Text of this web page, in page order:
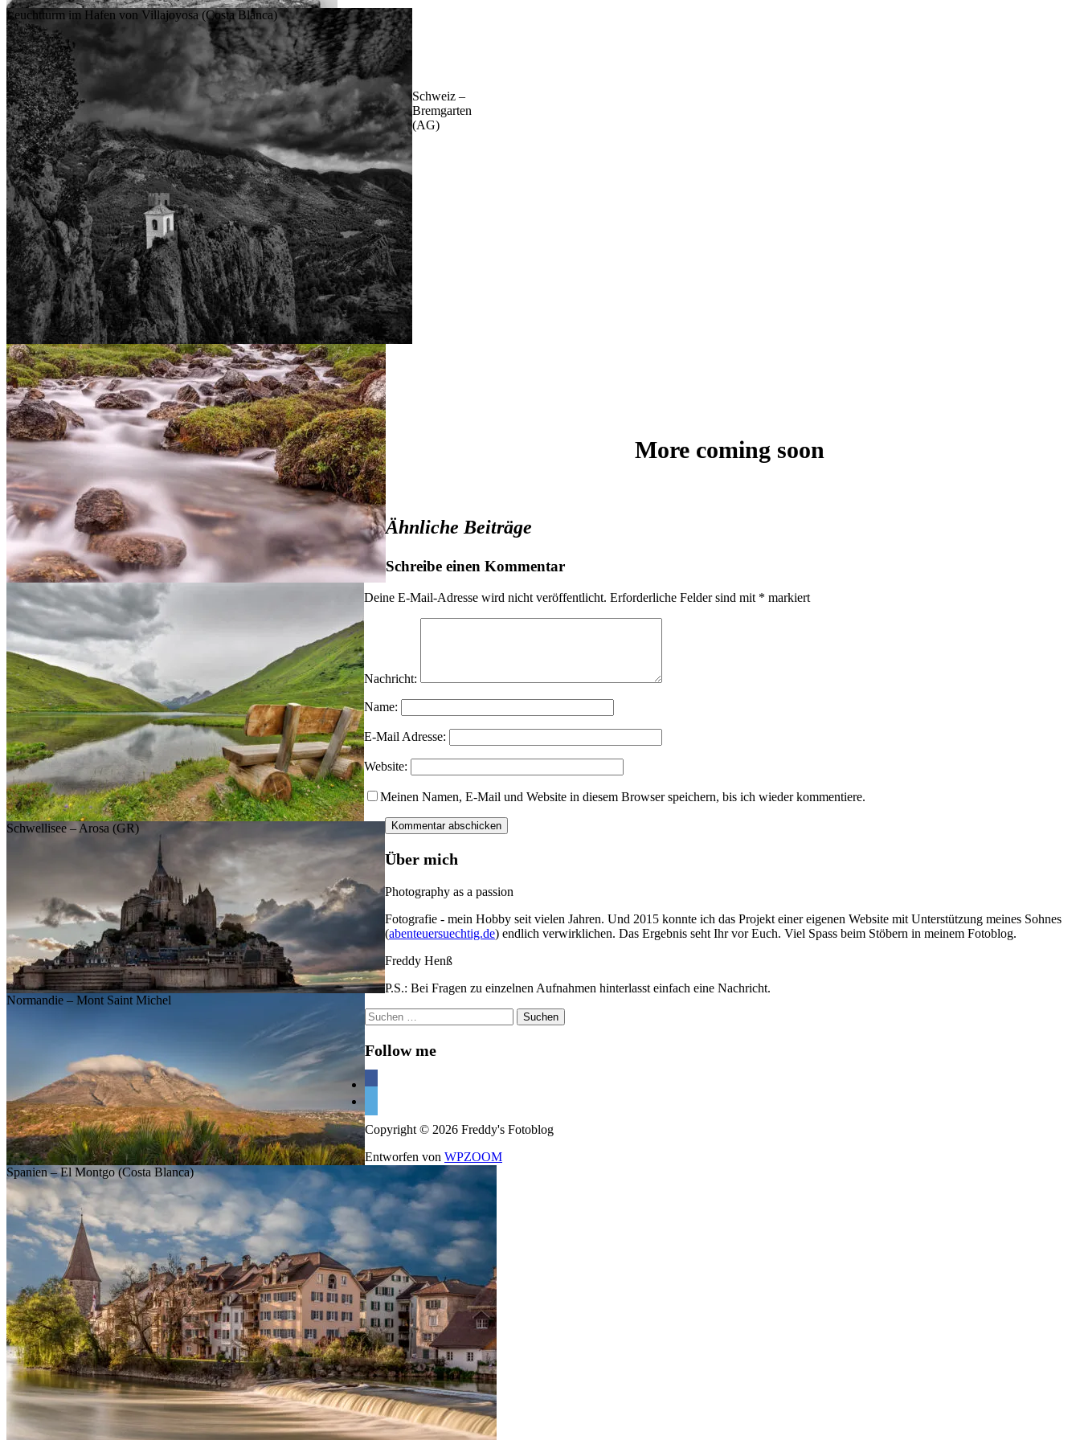
Leuchtturm im Hafen von Villajoyosa (Costa Blanca)
Schwellisee – Arosa (GR)
Normandie – Mont Saint Michel
Spanien – El Montgo (Costa Blanca)
Schweiz –
Bremgarten
(AG)
More coming soon
Ähnliche Beiträge
Schreibe einen Kommentar
Deine E-Mail-Adresse wird nicht veröffentlicht. Erforderliche Felder sind mit * markiert
Nachricht:
Name:
E-Mail Adresse:
Website:
Meinen Namen, E-Mail und Website in diesem Browser speichern, bis ich wieder kommentiere.
Über mich
Photography as a passion
Fotografie - mein Hobby seit vielen Jahren. Und 2015 konnte ich das Projekt einer eigenen Website mit Unterstützung meines Sohnes
(abenteuersuechtig.de) endlich verwirklichen. Das Ergebnis seht Ihr vor Euch. Viel Spass beim Stöbern in meinem Fotoblog.
Freddy Henß
P.S.: Bei Fragen zu einzelnen Aufnahmen hinterlasst einfach eine Nachricht.
Suchen
nach:
Follow me
Copyright © 2026 Freddy's Fotoblog
Entworfen von WPZOOM